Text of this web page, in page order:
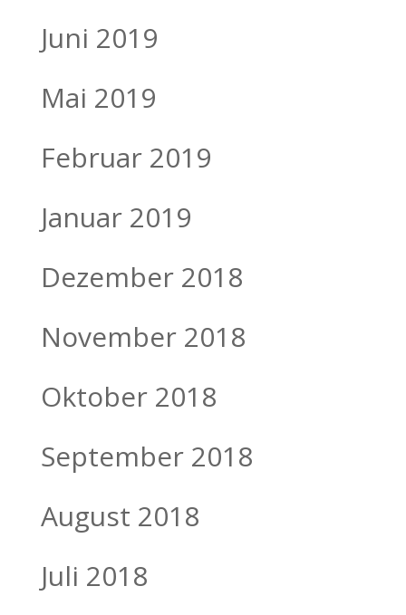
Juni 2019
Mai 2019
Februar 2019
Januar 2019
Dezember 2018
November 2018
Oktober 2018
September 2018
August 2018
Juli 2018